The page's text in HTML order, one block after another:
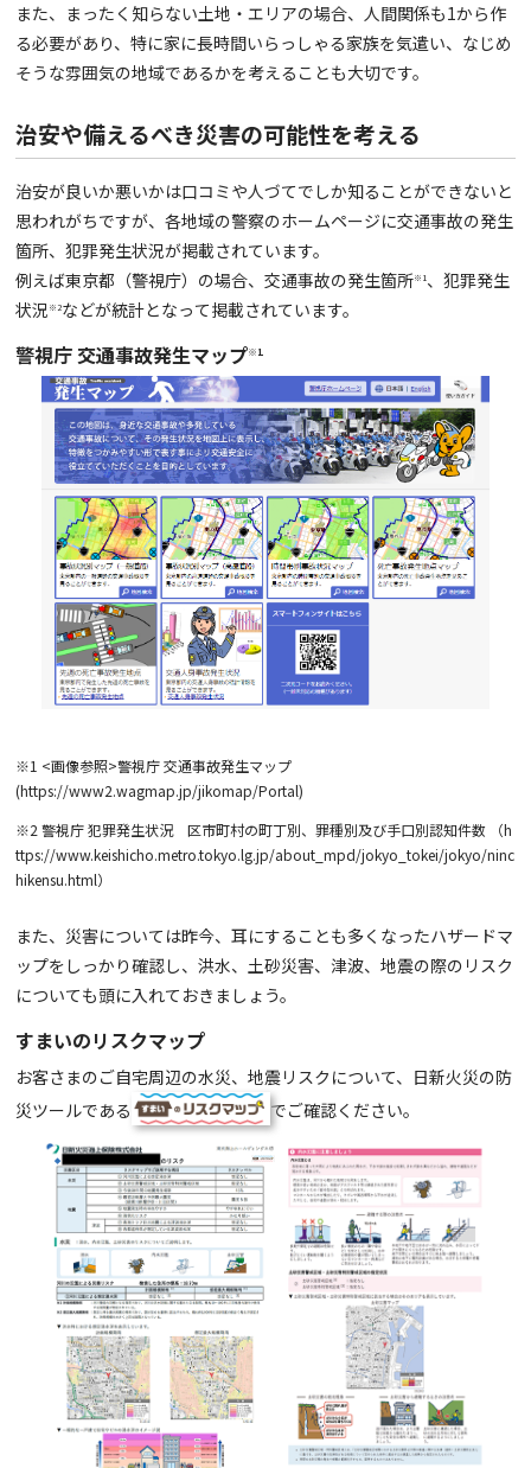
また、まったく知らない土地・エリアの場合、人間関係も1から作
る必要があり、特に家に長時間いらっしゃる家族を気遣い、なじめ
そうな雰囲気の地域であるかを考えることも大切です。
治安や備えるべき災害の可能性を考える
治安が良いか悪いかは口コミや人づてでしか知ることができないと
思われがちですが、各地域の警察のホームページに交通事故の発生
箇所、犯罪発生状況が掲載されています。
例えば東京都（警視庁）の場合、交通事故の発生箇所※1、犯罪発生
状況 ※2などが統計となって掲載されています。
警視庁 交通事故発生マップ※1
※1 <画像参照>警視庁 交通事故発生マップ
(https://www2.wagmap.jp/jikomap/Portal)
※2 警視庁 犯罪発生状況 区市町村の町丁別、罪種別及び手口別認知件数
（h
ttps://www.keishicho.metro.tokyo.lg.jp/about_mpd/jokyo_tokei/jokyo/ninc
hikensu.html）
また、災害については昨今、耳にすることも多くなったハザードマ
ップをしっかり確認し、洪水、土砂災害、津波、地震の際のリスク
についても頭に入れておきましょう。
すまいのリスクマップ
お客さまのご自宅周辺の水災、地震リスクについて、日新火災の防
災ツールである
でご確認ください。